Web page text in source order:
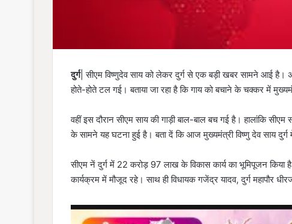
दुर्ग| सीएम विष्णुदेव साय को लेकर दुर्ग से एक बड़ी खबर सामने आई है।
होते-होते टल गई। बताया जा रहा है कि गाय को बचाने के चक्कर में
वहीं इस दौरान सीएम साय की गाड़ी बाल-बाल बच गई है। हालांकि सीएम
के सामने यह घटना हुई है। बता दें कि आज मुख्यमंत्री विष्णु देव साय
सीएम नें दुर्ग में 22 करोड़ 97 लाख के विकास कार्य का भूमिपूजन किया
कार्यक्रम में मौजूद रहे। साथ ही विधायक गजेंद्र यादव, दुर्ग महापौर